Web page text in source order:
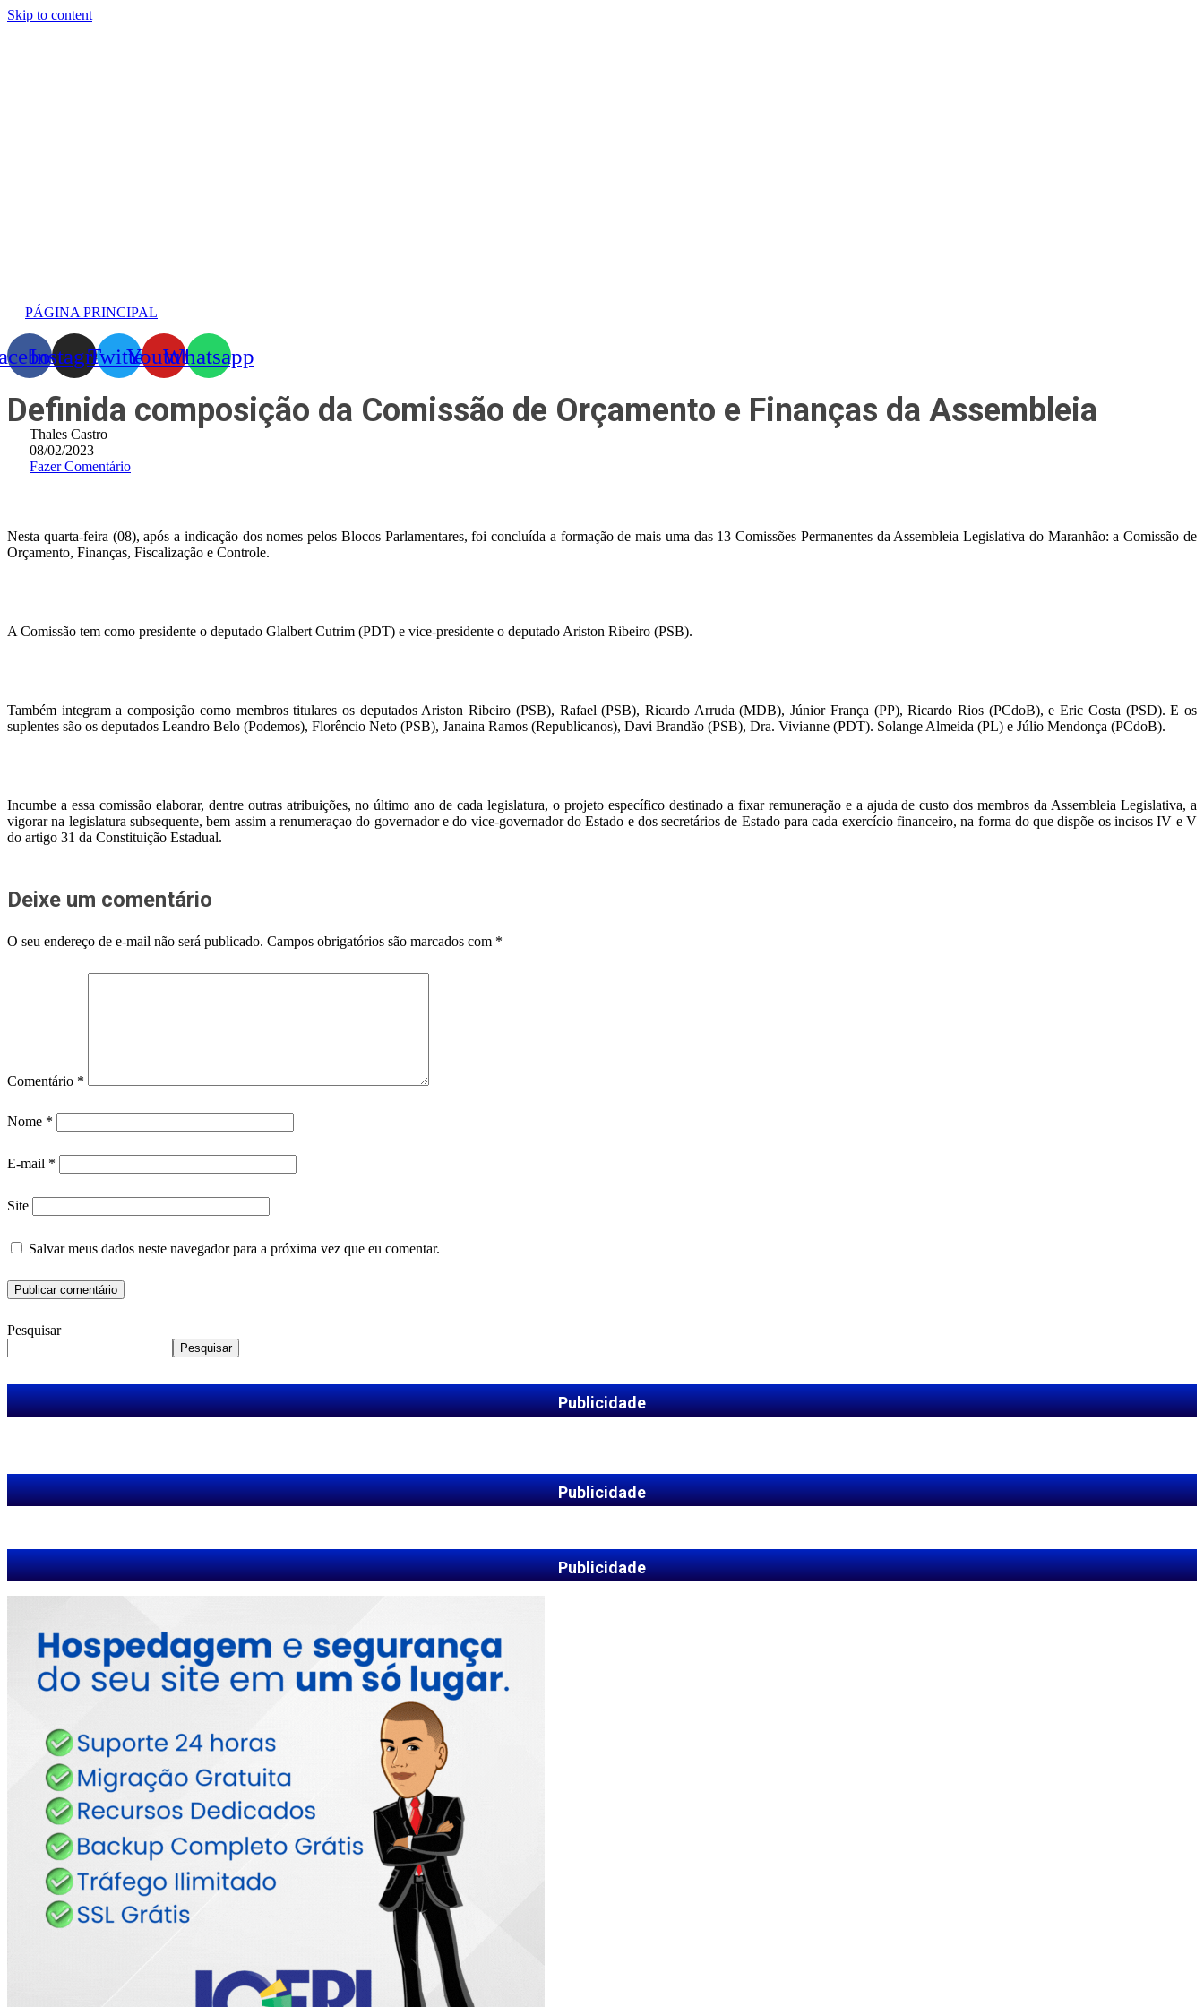
Skip to content
PÁGINA PRINCIPAL
InstagramTwitterYoutubeWhatsapp
Definida composição da Comissão de Orçamento e Finanças da Assembleia
Thales Castro
08/02/2023
Fazer Comentário
Nesta quarta-feira (08), após a indicação dos nomes pelos Blocos Parlamentares, foi concluída a formação de mais uma das 13 Comissões Permanentes da Assembleia Legislativa do Maranhão: a Comissão de
Orçamento, Finanças, Fiscalização e Controle.
A Comissão tem como presidente o deputado Glalbert Cutrim (PDT) e vice-presidente o deputado Ariston Ribeiro (PSB).
Também integram a composição como membros titulares os deputados Ariston Ribeiro (PSB), Rafael (PSB), Ricardo Arruda (MDB), Júnior França (PP), Ricardo Rios (PCdoB), e Eric Costa (PSD). E os
suplentes são os deputados Leandro Belo (Podemos), Florêncio Neto (PSB), Janaina Ramos (Republicanos), Davi Brandão (PSB), Dra. Vivianne (PDT). Solange Almeida (PL) e Júlio Mendonça (PCdoB).
Incumbe a essa comissão elaborar, dentre outras atribuições, no último ano de cada legislatura, o projeto específico destinado a fixar remuneração e a ajuda de custo dos membros da Assembleia Legislativa, a
vigorar na legislatura subsequente, bem assim a renumeraçao do governador e do vice-governador do Estado e dos secretários de Estado para cada exercício financeiro, na forma do que dispõe os incisos IV e V
do artigo 31 da Constituição Estadual.
Deixe um comentário
O seu endereço de e-mail não será publicado. Campos obrigatórios são marcados com *
Comentário *
Nome *
E-mail *
Site
Salvar meus dados neste navegador para a próxima vez que eu comentar.
Pesquisar
Pesquisar
Publicidade
Publicidade
Publicidade